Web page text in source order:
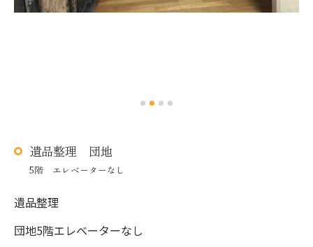
遺品整理 団地
5階 エレベーターなし
遺品整理
団地5階エレベーターなし